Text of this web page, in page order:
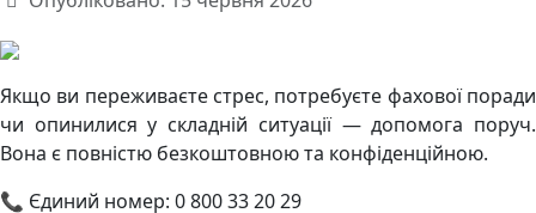
Якщо ви переживаєте стрес, потребуєте фахової поради
чи опинилися у складній ситуації — допомога поруч.
Вона є повністю безкоштовною та конфіденційною.
📞 Єдиний номер: 0 800 33 20 29